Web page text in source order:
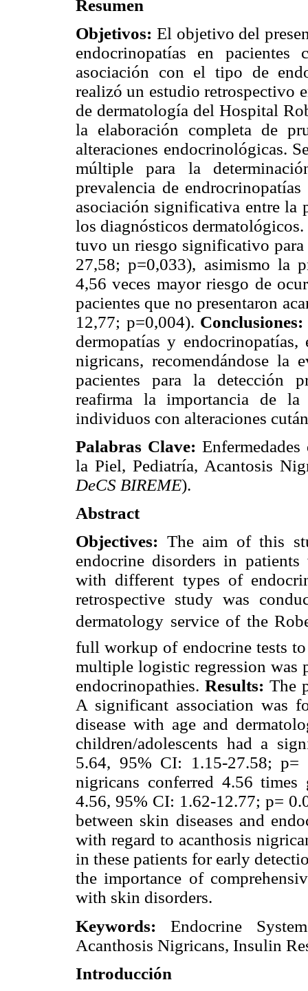
Resumen
Objetivos: El objetivo del
endocrinopatías en pacientes
asociación con el tipo de
realizó un estudio retrospectivo
de dermatología del Hospital
la elaboración completa de
alteraciones endocrinológicas.
múltiple para la
prevalencia de
asociación significativa entre la
los diagnósticos
tuvo un riesgo significativo
27,58; p=0,033), asimismo la
4,56 veces mayor riesgo de
pacientes que no presentaron
12,77; p=0,004). Conclusiones:
dermopatías y
nigricans, recomendándose la
pacientes para la detección
reafirma la importancia de
individuos con alteraciones
Palabras Clave:
la Piel, Pediatría, Acantosis
DeCS BIREME).
Abstract
Objectives: The aim of this
endocrine disorders in
with different types of
retrospective study was
dermatology service of the
full workup of endocrine tests
multiple logistic regression was
endocrinopathies. Results: The
A significant association was
disease with age and
children/adolescents had a
5.64, 95% CI: 1.15-27.58; p=
nigricans conferred 4.56
4.56, 95% CI: 1.62-12.77; p=
between skin diseases and
with regard to acanthosis
in these patients for early
the importance of
with skin disorders.
Keywords: Endocrine
Acanthosis Nigricans, Insulin
Introducción